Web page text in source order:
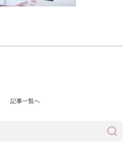
記事一覧へ